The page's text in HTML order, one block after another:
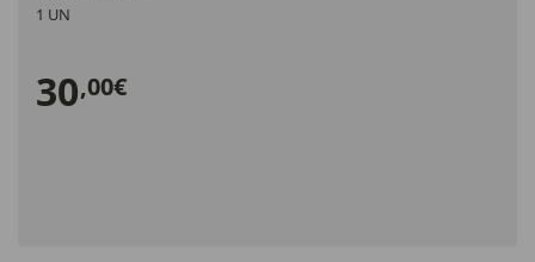
1 UN
30,00€